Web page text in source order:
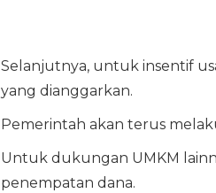
Selanjutnya, untuk insentif
yang dianggarkan.
Pemerintah akan terus
Untuk dukungan UMKM
penempatan dana.